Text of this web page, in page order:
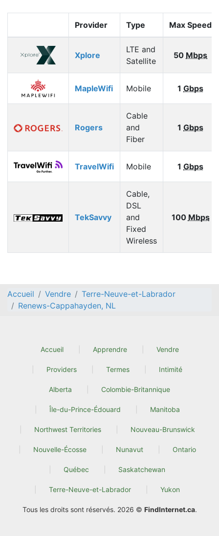
Provider Type Max Speed
Xplore
LTE and
Satellite
50 Mbps
MapleWifi Mobile 1 Gbps
Rogers
Cable
and
Fiber
1 Gbps
TravelWifi Mobile 1 Gbps
TekSavvy
Cable,
DSL
and
Fixed
Wireless
100 Mbps
Accueil Vendre
Terre-Neuve-et-Labrador
Renews-Cappahayden, NL
Accueil Apprendre Vendre
Providers Termes Intimité
Alberta Colombie-Britannique
Île-du-Prince-Édouard Manitoba
Northwest Territories Nouveau-Brunswick
Nouvelle-Écosse Nunavut Ontario
Québec Saskatchewan
Terre-Neuve-et-Labrador Yukon
Tous les droits sont réservés. 2026 © FindInternet.ca.